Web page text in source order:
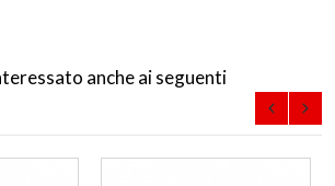
anche ai seguenti